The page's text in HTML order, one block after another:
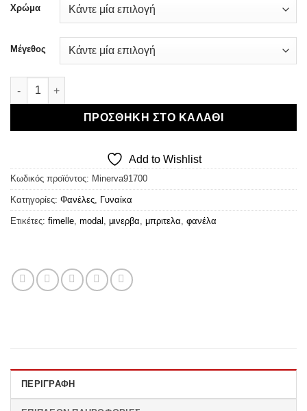
Χρώμα
Μέγεθος
Μινέρβα Φανέλα Fimelle Modal Μπριτέλα (Χρώματα) ποσότητα
ΠΡΟΣΘΉΚΗ ΣΤΟ ΚΑΛΆΘΙ
Add to Wishlist
Κωδικός προϊόντος: Minerva91700
Κατηγορίες: Φανέλες, Γυναίκα
Ετικέτες: fimelle, modal , μινερβα, μπριτελα, φανέλα
ΠΕΡΙΓΡΑΦΉ